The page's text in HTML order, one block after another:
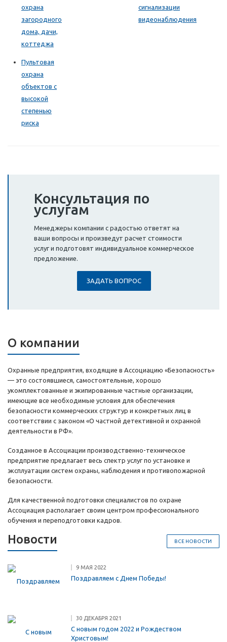
охрана
загородного
дома, дачи,
коттеджа
сигнализации
видеонаблюдения
Пультовая
охрана
объектов с
высокой
степенью
риска
Консультация по
услугам
Менеджеры компании с радостью ответят на
ваши вопросы и произведут расчет стоимости
услуг и подготовят индивидуальное коммерческое
предложение.
ЗАДАТЬ ВОПРОС
О компании
Охранные предприятия, входящие в Ассоциацию «Безопасность»
— это состоявшиеся, самостоятельные, хорошо
укомплектованные и экипированные частные организации,
имеющие все необходимые условия для обеспечения
безопасности коммерческих структур и конкретных лиц в
соответствии с законом «О частной детективной и охранной
деятельности в РФ».
Созданное в Ассоциации производственно-техническое
предприятие предлагает весь спектр услуг по установке и
эксплуатации систем охраны, наблюдения и противопожарной
безопасности.
Для качественной подготовки специалистов по охране
Ассоциация располагает своим центром профессионального
обучения и переподготовки кадров.
ВСЕ НОВОСТИ
Новости
9 МАЯ 2022
Поздравляем с Днем Победы!
30 ДЕКАБРЯ 2021
С новым годом 2022 и Рождеством
Христовым!